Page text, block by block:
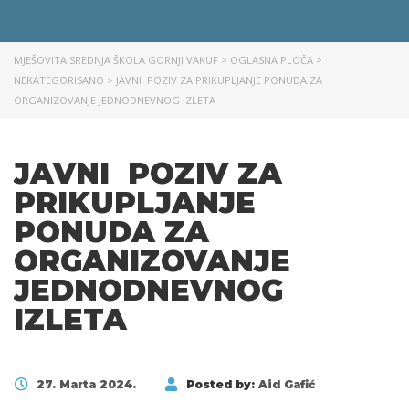
MJEŠOVITA SREDNJA ŠKOLA GORNJI VAKUF > OGLASNA PLOČA >
NEKATEGORISANO > JAVNI POZIV ZA PRIKUPLJANJE PONUDA ZA
ORGANIZOVANJE JEDNODNEVNOG IZLETA
JAVNI POZIV ZA
PRIKUPLJANJE
PONUDA ZA
ORGANIZOVANJE
JEDNODNEVNOG
IZLETA
27. Marta 2024. Posted by: Aid Gafić